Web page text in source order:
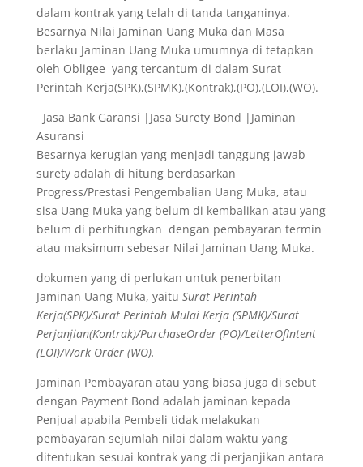
dalam kontrak yang telah di tanda tanganinya.
Besarnya Nilai Jaminan Uang Muka dan Masa
berlaku Jaminan Uang Muka umumnya di tetapkan
oleh Obligee yang tercantum di dalam Surat
Perintah Kerja(SPK),(SPMK),(Kontrak),(PO),(LOI),(WO).
Jasa Bank Garansi |Jasa Surety Bond |Jaminan
Asuransi
Besarnya kerugian yang menjadi tanggung jawab
surety adalah di hitung berdasarkan
Progress/Prestasi Pengembalian Uang Muka, atau
sisa Uang Muka yang belum di kembalikan atau yang
belum di perhitungkan dengan pembayaran termin
atau maksimum sebesar Nilai Jaminan Uang Muka.
dokumen yang di perlukan untuk penerbitan
Jaminan Uang Muka, yaitu Surat Perintah
Kerja(SPK)/Surat Perintah Mulai Kerja (SPMK)/Surat
Perjanjian(Kontrak)/PurchaseOrder (PO)/LetterOfIntent
(LOI)/Work Order (WO).
Jaminan Pembayaran atau yang biasa juga di sebut
dengan Payment Bond adalah jaminan kepada
Penjual apabila Pembeli tidak melakukan
pembayaran sejumlah nilai dalam waktu yang
ditentukan sesuai kontrak yang di perjanjikan antara